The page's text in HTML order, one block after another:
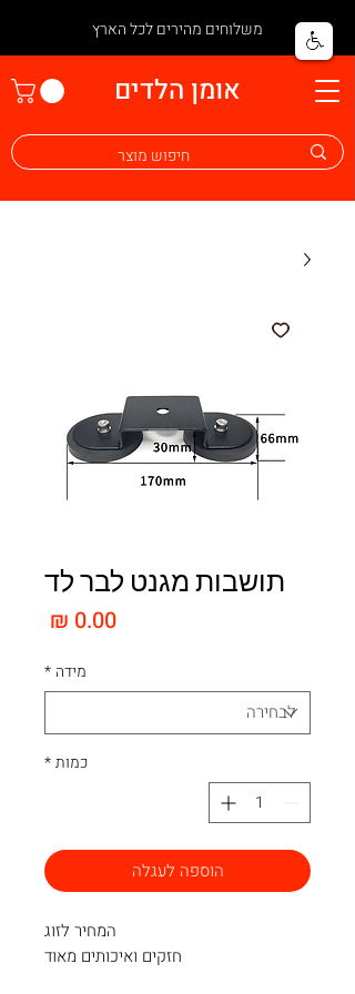
משלוחים מהירים לכל הארץ
אומן הלדים
תושבות מגנט לבר לד
מידה *
כמות*
הוספה לעגלה
המחיר לזוג
חזקים ואיכותים מאוד